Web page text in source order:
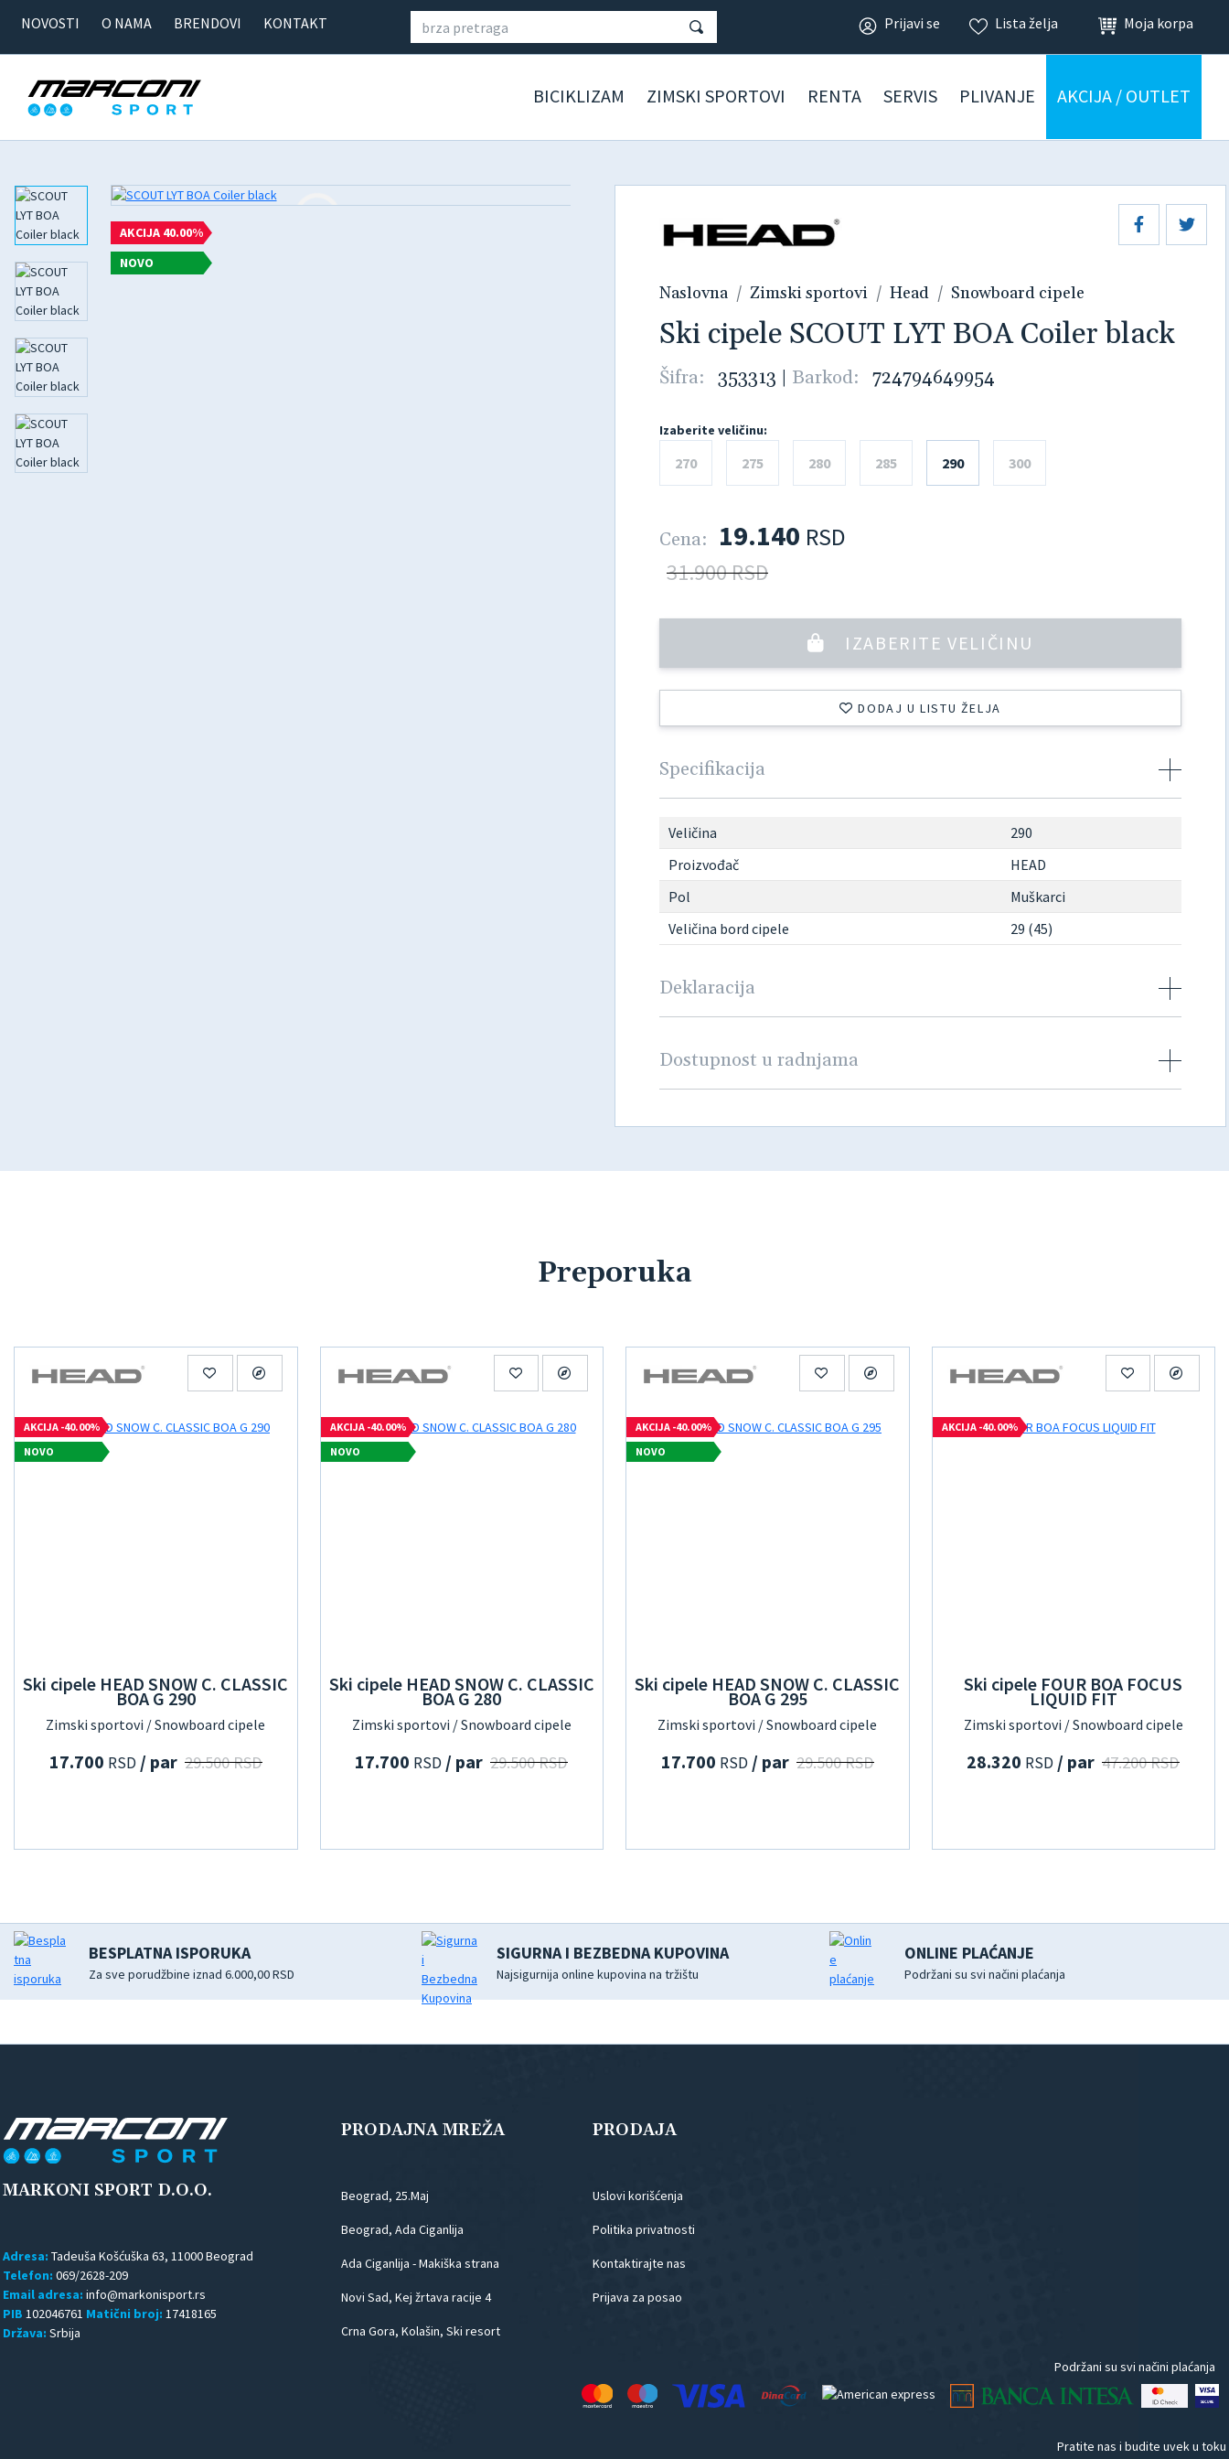
NOVOSTI O NAMA BRENDOVI KONTAKT Prijavi se Lista želja Moja korpa
BICIKLIZAM ZIMSKI SPORTOVI RENTA SERVIS PLIVANJE AKCIJA / OUTLET
AKCIJA 40.00%
NOVO
Naslovna Zimski sportovi Head Snowboard cipele
Ski cipele SCOUT LYT BOA Coiler black
Šifra: 353313 | Barkod: 724794649954
Izaberite veličinu:
270 275 280 285 290 300
Cena: 19.140 RSD
31.900 RSD
IZABERITE VELIČINU
DODAJ U LISTU ŽELJA
Specifikacija
Veličina
290
Proizvođač
HEAD
Pol
Muškarci
Veličina bord cipele
29 (45)
Deklaracija
Dostupnost u radnjama
Preporuka
AKCIJA -40.00%
NOVO
Ski cipele HEAD SNOW C. CLASSIC
BOA G 290
Zimski sportovi / Snowboard cipele
17.700 RSD/ par 29.500 RSD
AKCIJA -40.00%
NOVO
Ski cipele HEAD SNOW C. CLASSIC
BOA G 280
Zimski sportovi / Snowboard cipele
17.700 RSD / par 29.500 RSD
AKCIJA -40.00%
NOVO
Ski cipele HEAD SNOW C. CLASSIC
BOA G 295
Zimski sportovi / Snowboard cipele
17.700 RSD/ par 29.500 RSD
AKCIJA -40.00%
Ski cipele FOUR BOA FOCUS
LIQUID FIT
Zimski sportovi / Snowboard cipele
28.320 RSD / par 47.200 RSD
BESPLATNA ISPORUKA
Za sve porudžbine iznad 6.000,00 RSD
SIGURNA I BEZBEDNA KUPOVINA
Najsigurnija online kupovina na tržištu
ONLINE PLAĆANJE
Podržani su svi načini plaćanja
MARKONI SPORT D.O.O.
Adresa: Tadeuša Košćuška 63, 11000 Beograd
Telefon: 069/2628-209
Email adresa:
PIB 102046761 Matični broj: 17418165
Država: Srbija
PRODAJNA MREŽA
Beograd, 25.Maj
Beograd, Ada Ciganlija
Ada Ciganlija - Makiška strana
Novi Sad, Kej žrtava racije 4
Crna Gora, Kolašin, Ski resort
PRODAJA
Uslovi korišćenja
Politika privatnosti
Kontaktirajte nas
Prijava za posao
Podržani su svi načini plaćanja
Pratite nas i budite uvek u toku